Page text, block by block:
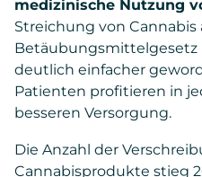
medizinische Nutzung
Streichung von Cannabis
Betäubungsmittelgesetz
deutlich einfacher
Patienten profitieren in
besseren Versorgung.
Die Anzahl der
Cannabisprodukte stieg